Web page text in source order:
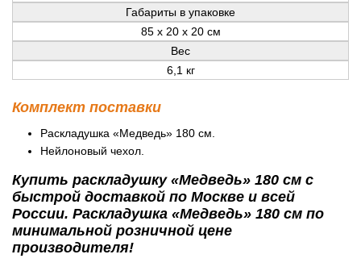
Габариты в упаковке
85 x 20 x 20 см
Вес
6,1 кг
Комплект поставки
Раскладушка «Медведь» 180 см.
Нейлоновый чехол.
Купить раскладушку «Медведь» 180 см с
быстрой доставкой по Москве и всей
России. Раскладушка «Медведь» 180 см по
минимальной розничной цене
производителя!